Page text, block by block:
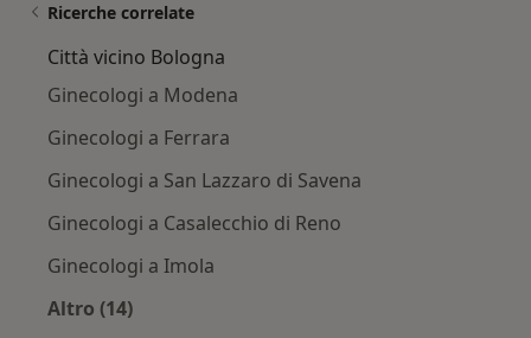
Ricerche correlate
Città vicino Bologna
Ginecologi a Modena
Ginecologi a Ferrara
Ginecologi a San Lazzaro di Savena
Ginecologi a Casalecchio di Reno
Ginecologi a Imola
Altro (14)